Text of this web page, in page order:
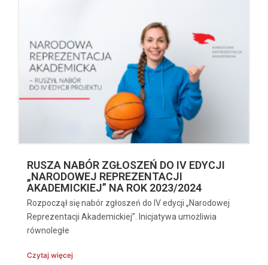
RUSZA NABÓR ZGŁOSZEŃ DO IV EDYCJI
„NARODOWEJ REPREZENTACJI
AKADEMICKIEJ” NA ROK 2023/2024
Rozpoczął się nabór zgłoszeń do IV edycji „Narodowej
Reprezentacji Akademickiej”. Inicjatywa umożliwia
równoległe
Czytaj więcej